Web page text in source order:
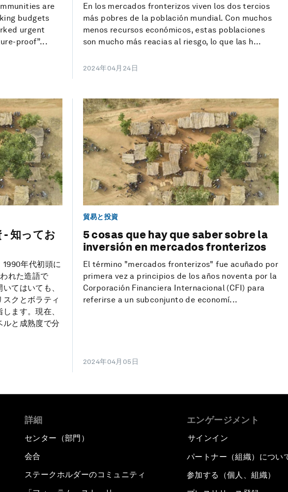
are
budgets
urgent
proof”...
En los mercados fronterizos viven los dos tercios
más pobres de la población mundial. Con muchos
menos recursos económicos, estas poblaciones
son mucho más reacias al riesgo, lo que las h...
2024年04月24日
- 知ってお
1990年代初頭に
れた造語で
てはいても、
クとボラティ
ます。現在、
ルと成熟度で分
貿易と投資
5 cosas que hay que saber sobre la
inversión en mercados fronterizos
El término "mercados fronterizos" fue acuñado por
primera vez a principios de los años noventa por la
Corporación Financiera Internacional (CFI) para
referirse a un subconjunto de economí...
2024年04月05日
詳細
センター（部門）
会合
ステークホルダーのコミュニティ
エンゲージメント
サインイン
パートナー（組織）につい
参加する（個人、組織）